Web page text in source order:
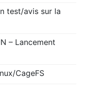
test/avis sur la
– Lancement
CageFS